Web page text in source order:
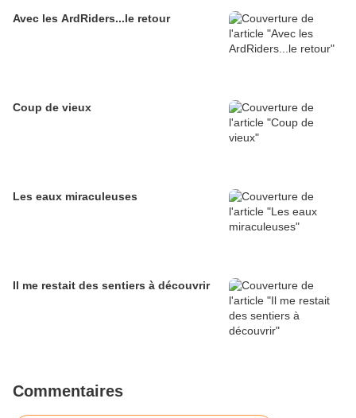
Avec les ArdRiders...le retour
Coup de vieux
Les eaux miraculeuses
Il me restait des sentiers à découvrir
Commentaires